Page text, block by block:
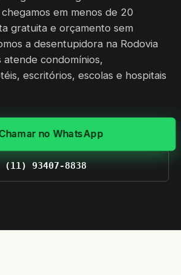
em menos de 20
gratuita e orçamento sem
a desentupidora na Rodovia
atende condomínios,
escritórios, escolas e hospitais
Chamar no WhatsApp
(11) 93407-8838